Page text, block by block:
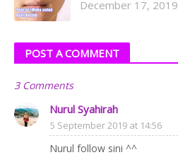
December 17, 2019
POST A COMMENT
3 Comments
Nurul Syahirah
5 September 2019 at 14:56
Nurul follow sini ^^